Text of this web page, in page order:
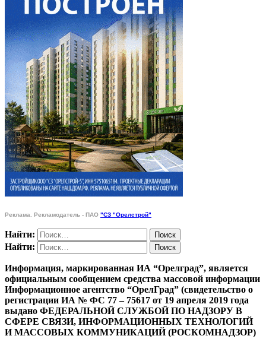
Реклама. Рекламодатель - ПАО "СЗ "Орелстрой"
Найти:
Найти:
Информация, маркированная ИА “Орелград”, является
официальным сообщением средства массовой информации
Информационное агентство “ОрелГрад” (свидетельство о
регистрации ИА № ФС 77 – 75617 от 19 апреля 2019 года
выдано ФЕДЕРАЛЬНОЙ СЛУЖБОЙ ПО НАДЗОРУ В
СФЕРЕ СВЯЗИ, ИНФОРМАЦИОННЫХ ТЕХНОЛОГИЙ
И МАССОВЫХ КОММУНИКАЦИЙ (РОСКОМНАДЗОР)